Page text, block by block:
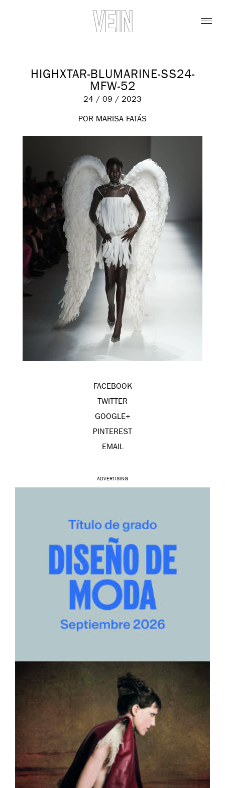
HIGHXTAR-BLUMARINE-SS24-
MFW-52
24 / 09 / 2023
POR MARISA FATÁS
FACEBOOK
TWITTER
GOOGLE+
PINTEREST
EMAIL
ADVERTISING